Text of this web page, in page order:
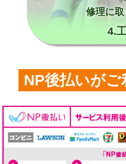
修理に
4.
NP後払いが